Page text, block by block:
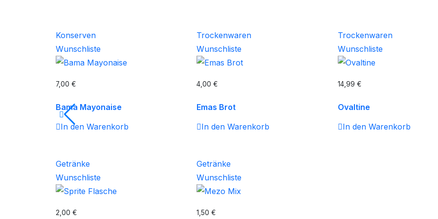
Konserven
Wunschliste
7,00 €
Bama Mayonaise
In den Warenkorb
Trockenwaren
Wunschliste
4,00€
Emas Brot
In den Warenkorb
Trockenwaren
Wunschliste
14,99 €
Ovaltine
In den Warenkorb
Getränke
Wunschliste
2,00 €
Getränke
Wunschliste
1,50€